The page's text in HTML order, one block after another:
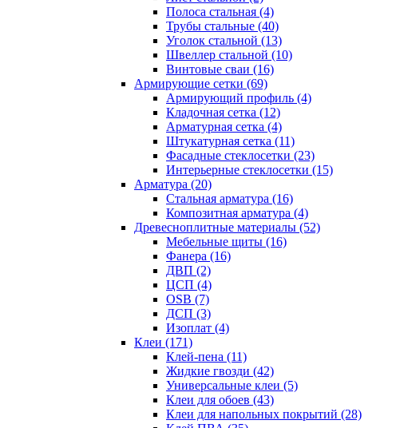
Полоса стальная (4)
Трубы стальные (40)
Уголок стальной (13)
Швеллер стальной (10)
Винтовые сваи (16)
Армирующие сетки (69)
Армирующий профиль (4)
Кладочная сетка (12)
Арматурная сетка (4)
Штукатурная сетка (11)
Фасадные стеклосетки (23)
Интерьерные стеклосетки (15)
Арматура (20)
Стальная арматура (16)
Композитная арматура (4)
Древесноплитные материалы (52)
Мебельные щиты (16)
Фанера (16)
ДВП (2)
ЦСП (4)
OSB (7)
ДСП (3)
Изоплат (4)
Клеи (171)
Клей-пена (11)
Жидкие гвозди (42)
Универсальные клеи (5)
Клеи для обоев (43)
Клеи для напольных покрытий (28)